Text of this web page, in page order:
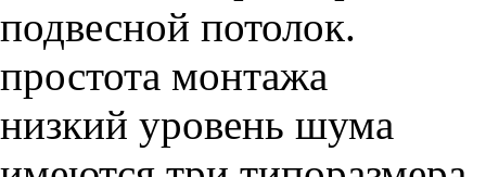
подвесной потолок.
простота монтажа
низкий уровень шума